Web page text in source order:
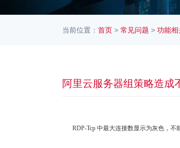
当前位置： 首页 > 常见问题 > 功能相
阿里云服务器组策略造成
RDP-Tcp 中最大连接数显示为灰色，不